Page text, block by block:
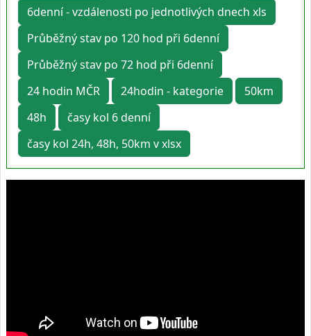
6denní - vzdálenosti po jednotlivých dnech xls
Průběžný stav po 120 hod při 6denní
Průběžný stav po 72 hod při 6denní
24 hodin MČR
24hodin - kategorie
50km
48h
časy kol 6 denní
časy kol 24h, 48h, 50km v xlsx